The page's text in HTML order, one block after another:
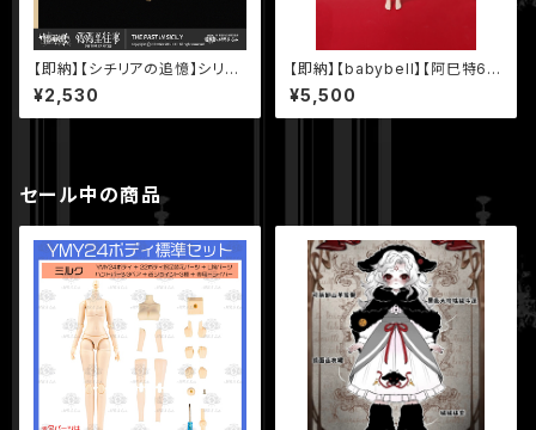
【即納】【シチリアの追憶】シリー
ズ MJD ボディ【悸動瞬息】
¥2,530
【即納】【babybell】【阿巳特6
体・腹筋ver.】30.0cm 1/6 BJ
D 球体関節人形 ボディ
¥5,500
セール中の商品